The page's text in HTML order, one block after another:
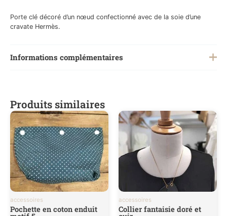
Porte clé décoré d’un nœud confectionné avec de la soie d’une
cravate Hermès.
Informations complémentaires
Produits similaires
accessoires
Pochette en coton enduit
accessoires
Collier fantaisie doré et